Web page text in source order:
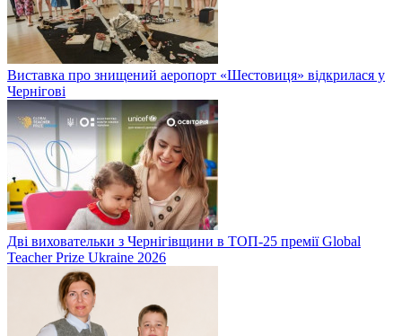
Виставка про знищений аеропорт «Шестовиця» відкрилася у
Чернігові
Дві виховательки з Чернігівщини в ТОП-25 премії Global
Teacher Prize Ukraine 2026